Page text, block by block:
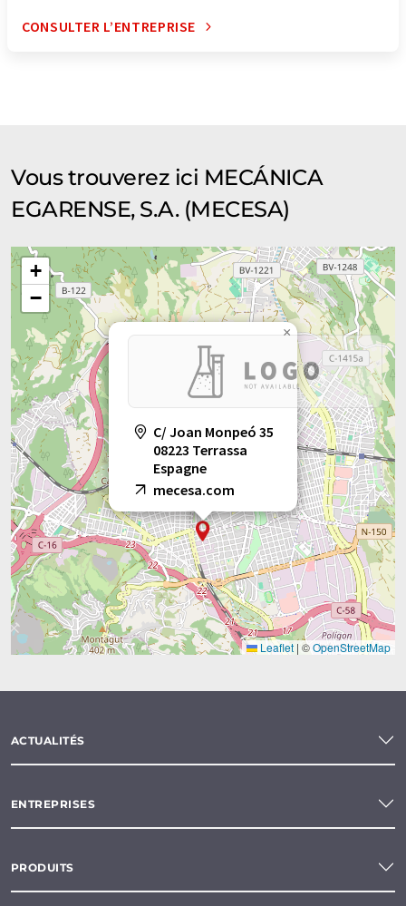
CONSULTER L’ENTREPRISE
Vous trouverez ici MECÁNICA
EGARENSE, S.A. (MECESA)
C/ Joan Monpeó 35
08223 Terrassa
Espagne
mecesa.com
×
+
−
Leaflet | ©OpenStreetMap
ACTUALITÉS
ENTREPRISES
PRODUITS